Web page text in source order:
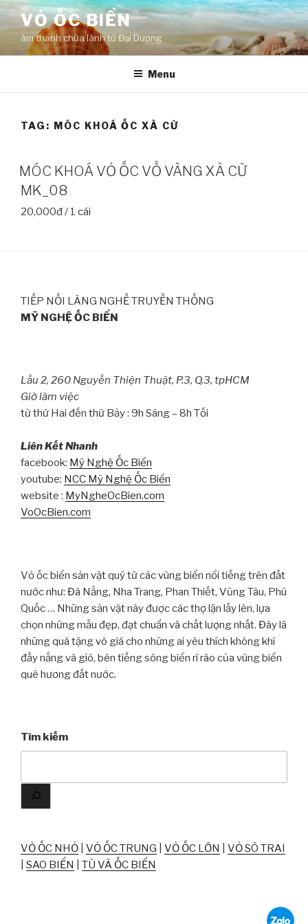
Skip
content
VỎ ỐC BIỂN
âm thanh chữa lành từ Đại Dương
Menu
TAG: MÓC KHOÁ ỐC XÀ CỪ
MÓC KHOÁ VỎ ỐC VỖ VÀNG XÀ CỪ
MK_08
20,000đ / 1 cái
TIẾP NỐI LÀNG NGHỀ TRUYỀN THỐNG
MỸ NGHỆ ỐC BIỂN
Lầu 2, 260 Nguyễn Thiện Thuật, P.3, Q.3, tpHCM
Giờ làm việc
từ thứ Hai đến thứ Bảy : 9h Sáng – 8h Tối
Liên Kết Nhanh
facebook: Mỹ Nghệ Ốc Biển
youtube: NCC Mỹ Nghệ Ốc Biển
website : MyNgheOcBien.com
VoOcBien.com
Vỏ ốc biển sản vật quý từ các vùng biển nổi tiếng trên đất
nước như: Đà Nẵng, Nha Trang, Phan Thiết, Vũng Tàu, Phú
Quốc … Những sản vật này được các thợ lặn lấy lên, lựa
chọn những mẫu đẹp, đạt chuẩn và chất lượng nhất. Đây là
những quà tặng vô giá cho những ai yêu thích không khí
đầy nắng và gió, bên tiếng sóng biển rì rào của vùng biển
quê hương đất nước.
Tìm kiếm
VỎ ỐC NHỎ VỎ ỐC TRUNG VỎ ỐC LỚN
VỎ SÒ TRAI
SAO BIỂN TÙ VÀ ỐC BIỂN